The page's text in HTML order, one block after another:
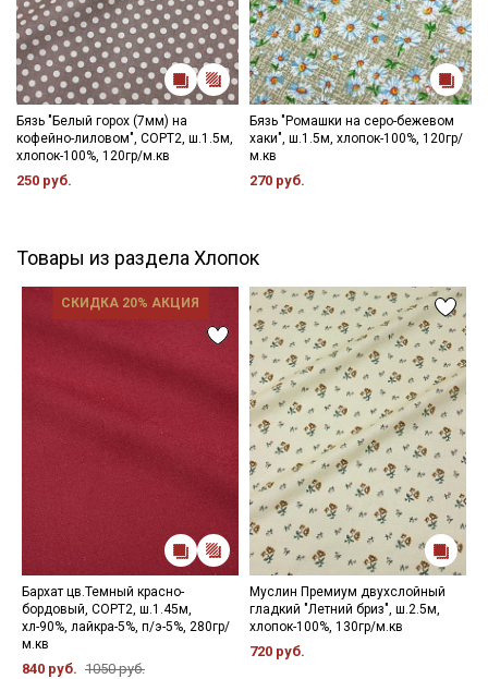
Бязь "Белый горох (7мм) на
кофейно-лиловом", СОРТ2, ш.1.5м,
хлопок-100%, 120гр/м.кв
250 руб.
Бязь "Ромашки на серо-бежевом
хаки", ш.1.5м, хлопок-100%, 120гр/
м.кв
270 руб.
Товары из раздела Хлопок
СКИДКА 20% АКЦИЯ
Бархат цв.Темный красно-
бордовый, СОРТ2, ш.1.45м,
хл-90%, лайкра-5%, п/э-5%, 280гр/
м.кв
840 руб. 1050 руб.
Муслин Премиум двухслойный
гладкий "Летний бриз", ш.2.5м,
хлопок-100%, 130гр/м.кв
720 руб.